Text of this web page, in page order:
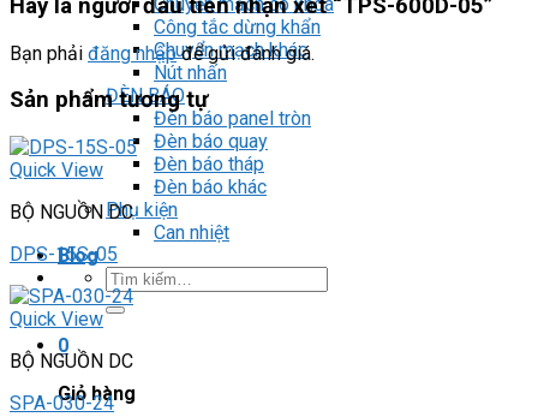
Công tắc dừng khẩn
Chuyển mạch khác
Nút nhấn
ĐÈN BÁO
Đèn báo panel tròn
Đèn báo quay
Đèn báo tháp
Đèn báo khác
Phụ kiện
Can nhiệt
Blog
Tìm
kiếm:
0
Giỏ hàng
Hãy là người đầu tiên nhận xét “TPS-600D-05”
Bạn phải đăng nhậpđể gửi đánh giá.
Sản phẩm tương tự
Quick View
BỘ NGUỒN DC
DPS-15S-05
Quick View
BỘ NGUỒN DC
SPA-030-24